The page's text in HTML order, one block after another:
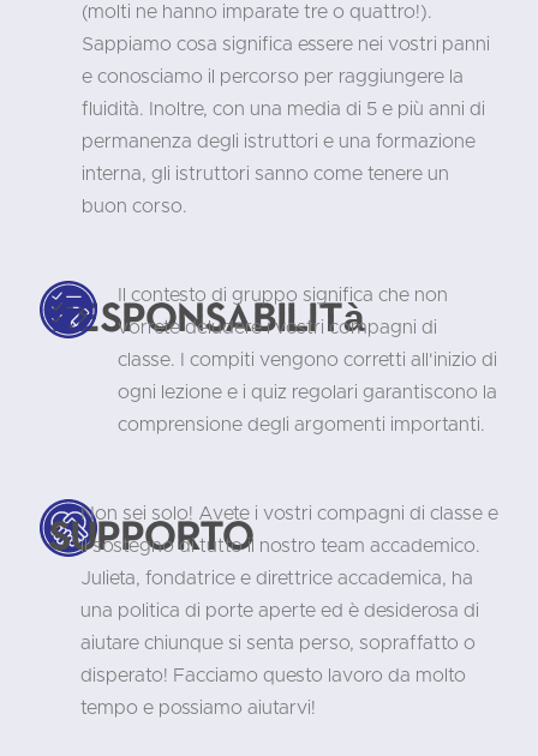
(molti ne hanno imparate tre o quattro!).
Sappiamo cosa significa essere nei vostri panni
e conosciamo il percorso per raggiungere la
fluidità. Inoltre, con una media di 5 e più anni di
permanenza degli istruttori e una formazione
interna, gli istruttori sanno come tenere un
buon corso.
Responsabilità
Il contesto di gruppo significa che non
vorrete deludere i vostri compagni di
classe. I compiti vengono corretti all'inizio di
ogni lezione e i quiz regolari garantiscono la
comprensione degli argomenti importanti.
Supporto
Non sei solo! Avete i vostri compagni di classe e
il sostegno di tutto il nostro team accademico.
Julieta, fondatrice e direttrice accademica, ha
una politica di porte aperte ed è desiderosa di
aiutare chiunque si senta perso, sopraffatto o
disperato! Facciamo questo lavoro da molto
tempo e possiamo aiutarvi!